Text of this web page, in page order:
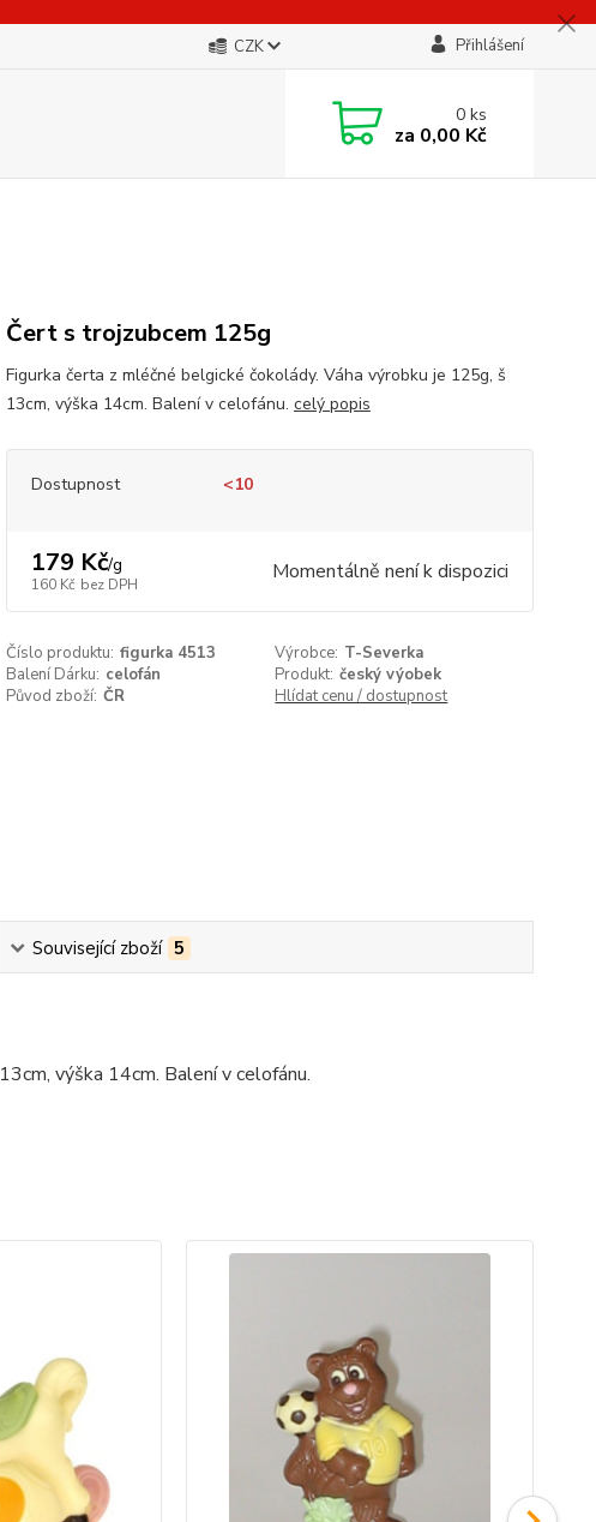
CZK Přihlášení
0ks
za 0,00 Kč
Čert s trojzubcem 125g
Figurka čerta z mléčné belgické čokolády. Váha výrobku je 125g, š
13cm, výška 14cm. Balení v celofánu. celý popis
Dostupnost <10
179 Kč/g
160 Kč bez DPH Momentálně není k dispozici
Číslo produktu: figurka 4513 Výrobce: T-Severka
Balení Dárku: celofán Produkt: český výobek
Původ zboží: ČR Hlídat cenu / dostupnost
Související zboží 5
výška 14cm. Balení v celofánu.